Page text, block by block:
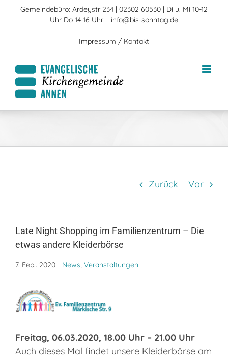
Gemeindebüro: Ardeystr 234 | 02302 60530 | Di u. Mi 10-12
Uhr Do 14-16 Uhr | info@bis-sonntag.de
Impressum / Kontakt
Zurück Vor
Late Night Shopping im Familienzentrum – Die
etwas andere Kleiderbörse
7. Feb.. 2020 | News, Veranstaltungen
Zeige
grösseres
Freitag, 06.03.2020, 18.00 Uhr – 21.00 Uhr
Auch dieses Mal findet unsere Kleiderbörse am